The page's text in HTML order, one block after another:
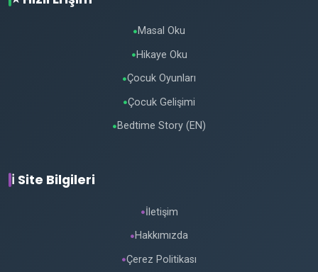
● Masal Oku
● Hikaye Oku
●Çocuk Oyunları
●Çocuk Gelişimi
● Bedtime Story (EN)
ℹ️ Site Bilgileri
●İletişim
● Hakkımızda
●Çerez Politikası